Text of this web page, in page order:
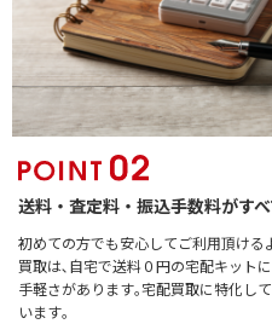
送料・査定料・振込手数料がすべ
初めての方でも安心してご利用頂け
買取は､自宅で送料０円の宅配キット
手軽さがあります｡宅配買取に特化し
います｡